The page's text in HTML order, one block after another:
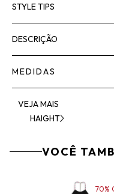
STYLE TIPS
DESCRIÇÃO
MEDIDAS
VEJA MAIS
HAIGHT
VOCÊ
70%